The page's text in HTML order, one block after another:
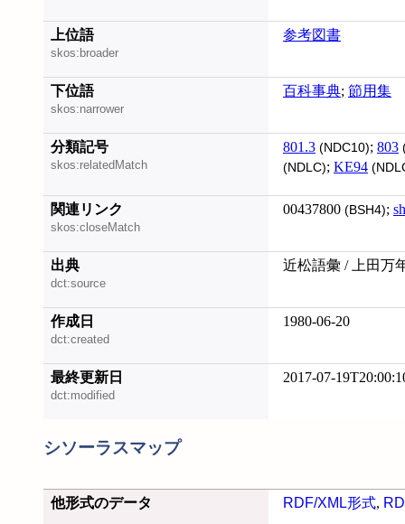
上位語
skos:broader
参考図書
下位語
skos:narrower
百科事典; 節用集
分類記号
skos:relatedMatch
801.3 (NDC10); 803
(NDLC); KE94
関連リンク
skos:closeMatch
00437800 (BSH4);
出典
dct:source
近松語彙 / 上田万
作成日
dct:created
1980-06-20
最終更新日
dct:modified
2017-07-
シソーラスマップ
他形式のデータ RDF/XML形式,